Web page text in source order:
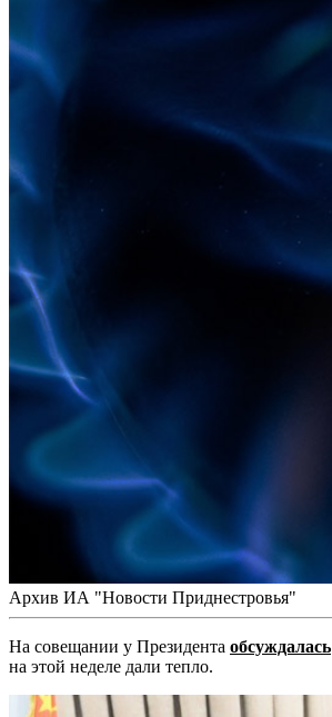
Архив ИА "Новости Приднестровья"
На совещании у Президента обсуждалась
на этой неделе дали тепло.